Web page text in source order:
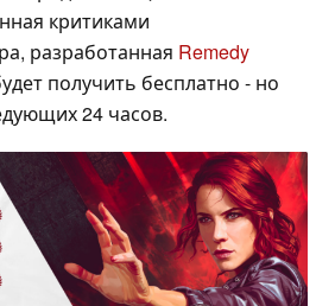
критиками
разработанная Remedy
получить бесплатно - но
24 часов.